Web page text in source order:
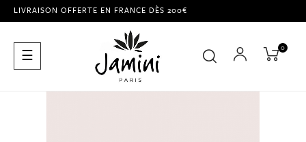
LIVRAISON OFFERTE EN FRANCE DÈS 200€
Basculer
la
☰ 0